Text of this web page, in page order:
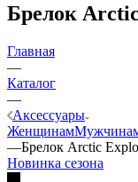
Брелок
Главная
—
Каталог
—
Аксессуары
Женщинам
—Брелок Arctic
Новинка сезона